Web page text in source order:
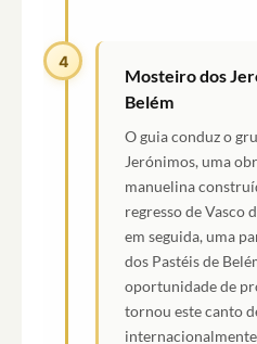
4
Mosteiro dos
Belém
O guia conduz o
Jerónimos, uma
manuelina
regresso de Vasco
em seguida, uma
dos Pastéis de
oportunidade de
tornou este canto